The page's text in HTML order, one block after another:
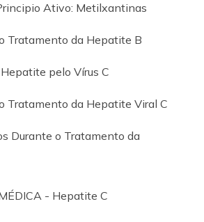
Ativo: Metilxantinas
Tratamento da Hepatite B
pelo Vírus C
Tratamento da Hepatite Viral C
Durante o Tratamento da
- Hepatite C